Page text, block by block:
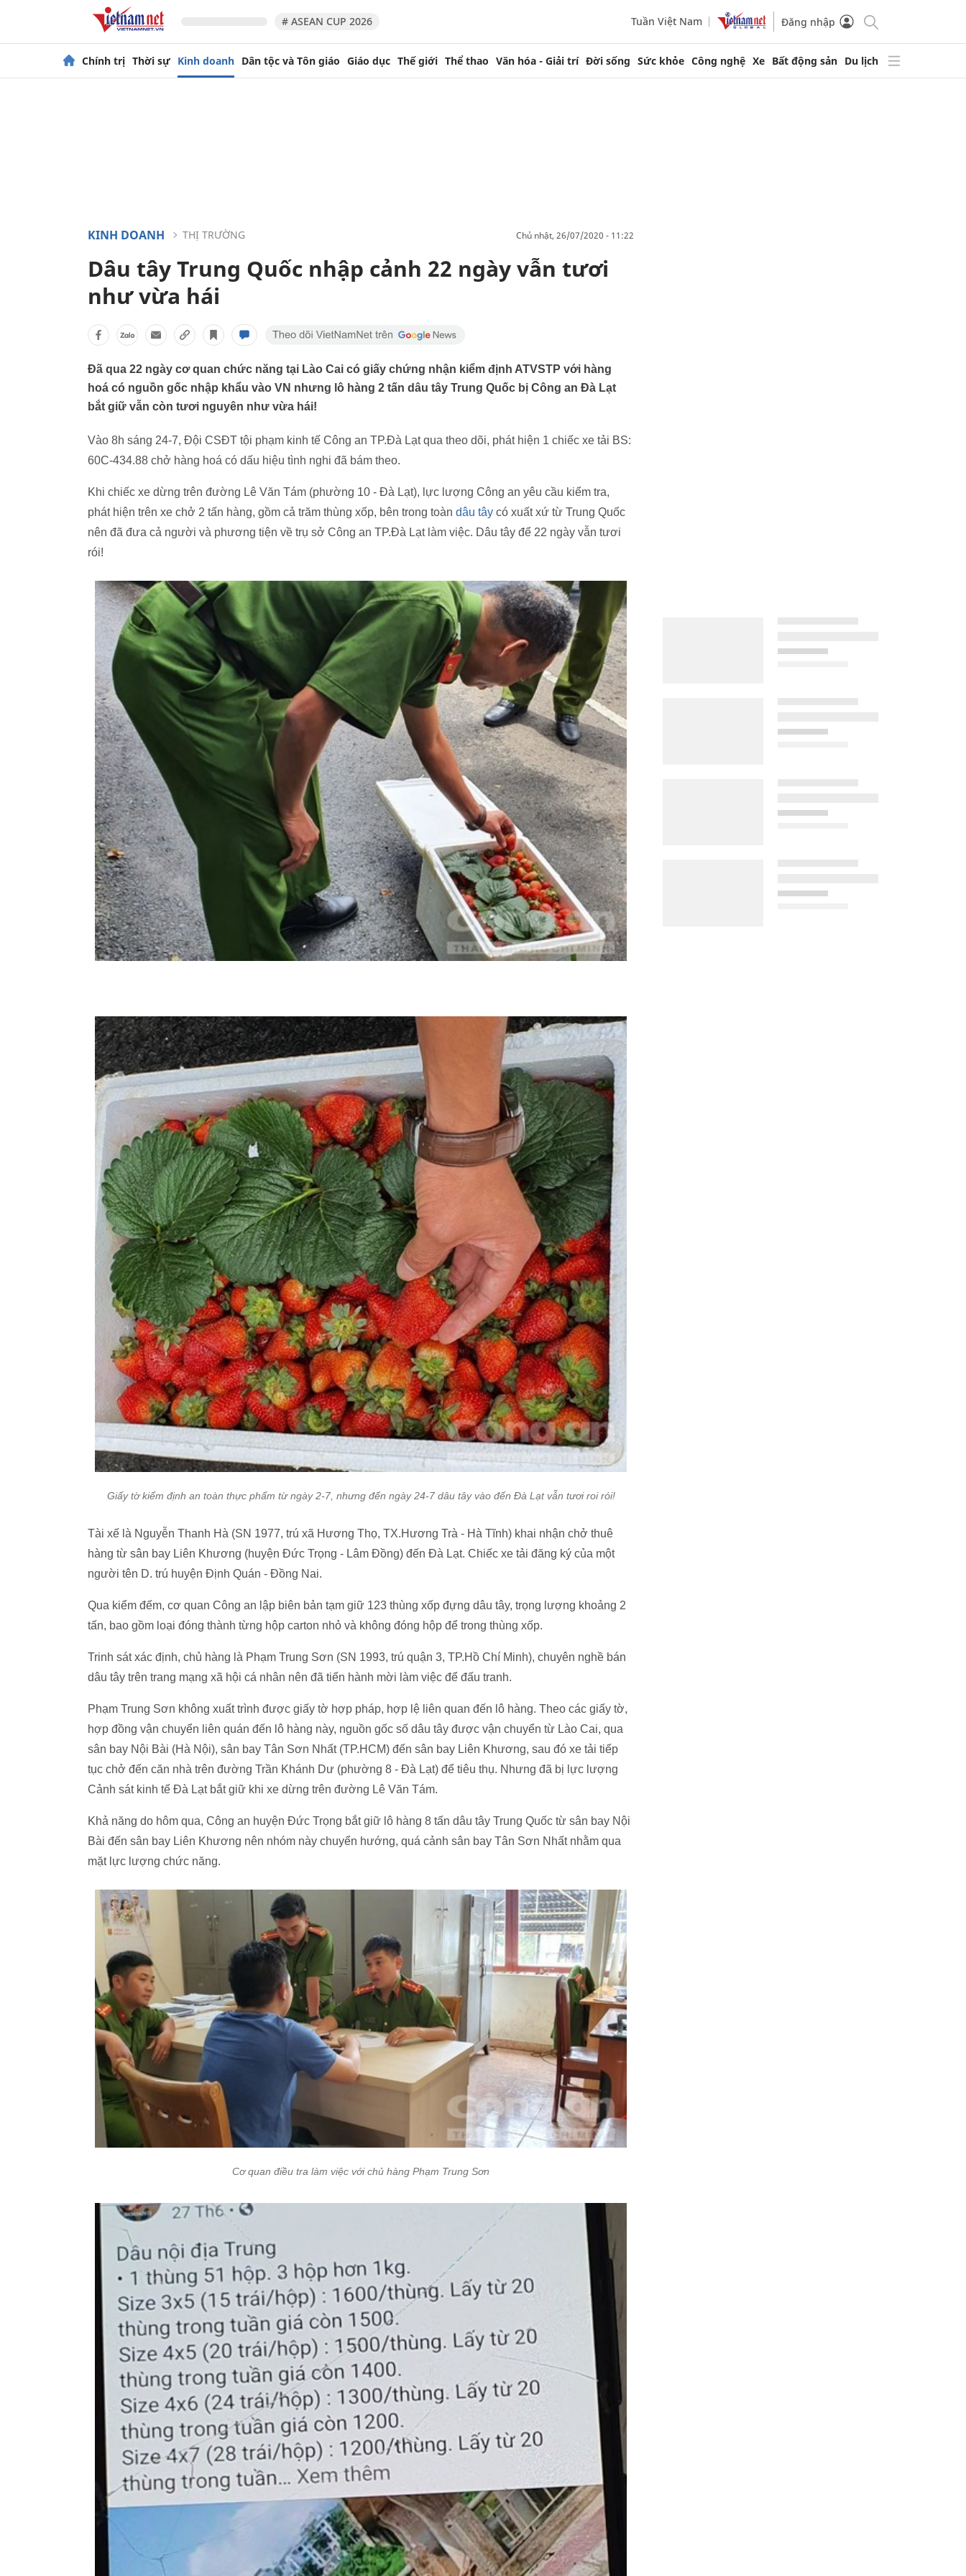
# ASEAN CUP 2026 Tuần Việt Nam Đăng nhập
Chính trị Thời sự Kinh doanh Dân tộc và Tôn giáo Giáo dục Thế giới Thể thao Văn hóa - Giải trí Đời sống Sức khỏe Công nghệ Xe Bất động sản Du lịch
KINH DOANH THỊ TRƯỜNG chủ nhật, 26/07/2020 - 11:22
Dâu tây Trung Quốc nhập cảnh 22 ngày vẫn tươi
như vừa hái
Đã qua 22 ngày cơ quan chức năng tại Lào Cai có giấy chứng nhận kiểm định ATVSTP với hàng
hoá có nguồn gốc nhập khẩu vào VN nhưng lô hàng 2 tấn dâu tây Trung Quốc bị Công an Đà Lạt
bắt giữ vẫn còn tươi nguyên như vừa hái!
Vào 8h sáng 24-7, Đội CSĐT tội phạm kinh tế Công an TP.Đà Lạt qua theo dõi, phát hiện 1 chiếc xe tải BS:
60C-434.88 chở hàng hoá có dấu hiệu tình nghi đã bám theo.
Khi chiếc xe dừng trên đường Lê Văn Tám (phường 10 - Đà Lạt), lực lượng Công an yêu cầu kiểm tra,
phát hiện trên xe chở 2 tấn hàng, gồm cả trăm thùng xốp, bên trong toàn dâu tây có xuất xứ từ Trung Quốc
nên đã đưa cả người và phương tiện về trụ sở Công an TP.Đà Lạt làm việc. Dâu tây để 22 ngày vẫn tươi
rói!
Giấy tờ kiểm định an toàn thực phẩm từ ngày 2-7, nhưng đến ngày 24-7 dâu tây vào đến Đà Lạt vẫn tươi roi rói!
Tài xế là Nguyễn Thanh Hà (SN 1977, trú xã Hương Thọ, TX.Hương Trà - Hà Tĩnh) khai nhận chở thuê
hàng từ sân bay Liên Khương (huyện Đức Trọng - Lâm Đồng) đến Đà Lạt. Chiếc xe tải đăng ký của một
người tên D. trú huyện Định Quán - Đồng Nai.
Qua kiểm đếm, cơ quan Công an lập biên bản tạm giữ 123 thùng xốp đựng dâu tây, trọng lượng khoảng 2
tấn, bao gồm loại đóng thành từng hộp carton nhỏ và không đóng hộp để trong thùng xốp.
Trinh sát xác định, chủ hàng là Phạm Trung Sơn (SN 1993, trú quận 3, TP.Hồ Chí Minh), chuyên nghề bán
dâu tây trên trang mạng xã hội cá nhân nên đã tiến hành mời làm việc để đấu tranh.
Phạm Trung Sơn không xuất trình được giấy tờ hợp pháp, hợp lệ liên quan đến lô hàng. Theo các giấy tờ,
hợp đồng vận chuyển liên quán đến lô hàng này, nguồn gốc số dâu tây được vận chuyển từ Lào Cai, qua
sân bay Nội Bài (Hà Nội), sân bay Tân Sơn Nhất (TP.HCM) đến sân bay Liên Khương, sau đó xe tải tiếp
tục chở đến căn nhà trên đường Trần Khánh Dư (phường 8 - Đà Lạt) để tiêu thụ. Nhưng đã bị lực lượng
Cảnh sát kinh tế Đà Lạt bắt giữ khi xe dừng trên đường Lê Văn Tám.
Khả năng do hôm qua, Công an huyện Đức Trọng bắt giữ lô hàng 8 tấn dâu tây Trung Quốc từ sân bay Nội
Bài đến sân bay Liên Khương nên nhóm này chuyển hướng, quá cảnh sân bay Tân Sơn Nhất nhằm qua
mặt lực lượng chức năng.
Cơ quan điều tra làm việc với chủ hàng Phạm Trung Sơn